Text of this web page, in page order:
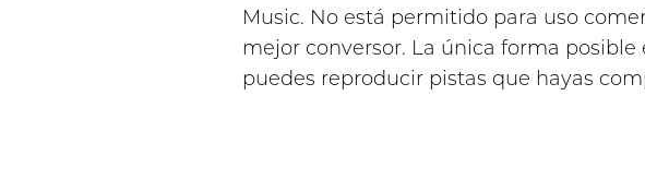
Music. No está permitido para uso
mejor conversor. La única forma
puedes reproducir pistas que hayas